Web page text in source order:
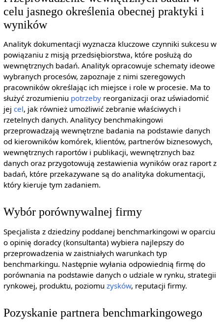
celu jasnego określenia obecnej praktyki i
wyników
Analityk dokumentacji wyznacza kluczowe czynniki sukcesu w
powiązaniu z misją przedsiębiorstwa, które posłużą do
wewnętrznych badań. Analityk opracowuje schematy ideowe
wybranych procesów, zapoznaje z nimi szeregowych
pracowników określając ich miejsce i role w procesie. Ma to
służyć zrozumieniu potrzebyreorganizacji oraz uświadomić
jej cel, jak również umożliwić zebranie właściwych i
rzetelnych danych. Analitycy benchmakingowi
przeprowadzają wewnętrzne badania na podstawie danych
od kierowników komórek, klientów, partnerów biznesowych,
wewnętrznych raportów i publikacji, wewnętrznych baz
danych oraz przygotowują zestawienia wyników oraz raport z
badań, które przekazywane są do analityka dokumentacji,
który kieruje tym zadaniem.
Wybór porównywalnej firmy
Specjalista z dziedziny poddanej benchmarkingowi w oparciu
o opinię doradcy (konsultanta) wybiera najlepszy do
przeprowadzenia w zaistniałych warunkach typ
benchmarkingu. Następnie wyłania odpowiednią firmę do
porównania na podstawie danych o udziale w rynku, strategii
rynkowej, produktu, poziomu zysków, reputacji firmy.
Pozyskanie partnera benchmarkingowego